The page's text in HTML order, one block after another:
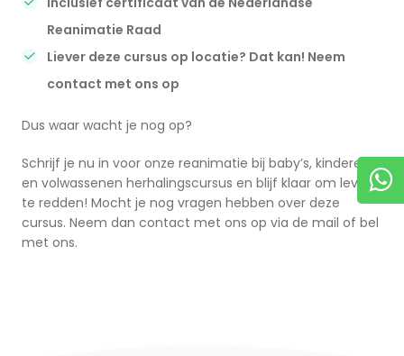
Reanimatie Raad
Liever deze cursus op locatie? Dat kan! Neem
contact met ons op
Dus waar wacht je nog op?
Schrijf je nu in voor onze reanimatie bij baby’s, kinderen
en volwassenen herhalingscursus en blijf klaar om levens
te redden! Mocht je nog vragen hebben over deze
cursus. Neem dan contact met ons op via de mail of bel
met ons.